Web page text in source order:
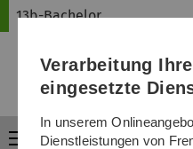
13b-Bachelor
Menü
Verarbeitung
eingesetzte
In unserem
Dienstleistungen von